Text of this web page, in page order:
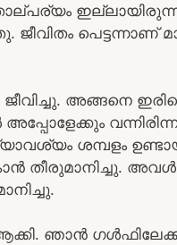
പെട്ടന്നാണ്
അങ്ങനെ
ശമ്പളം
തീരുമാനിച്ചു.
ഞാൻ